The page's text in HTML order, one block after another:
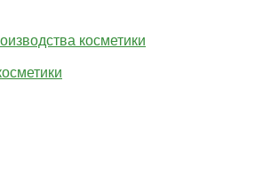
косметики